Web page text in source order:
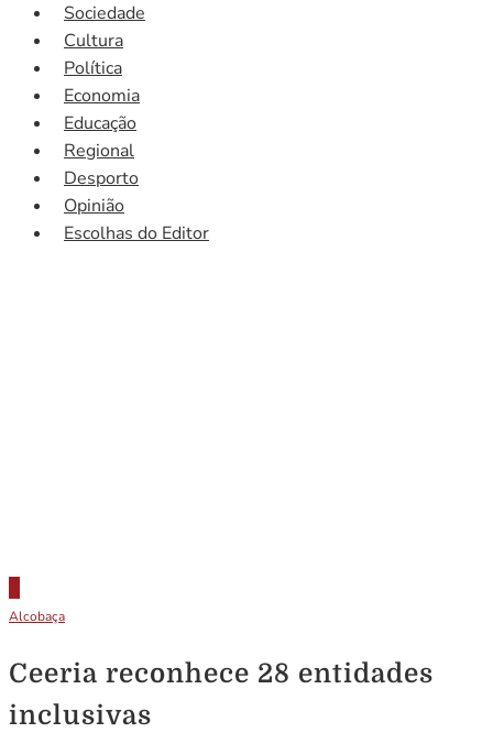
Sociedade
Cultura
Política
Economia
Educação
Regional
Desporto
Opinião
Escolhas do Editor
Alcobaça
Ceeria reconhece 28 entidades
inclusivas